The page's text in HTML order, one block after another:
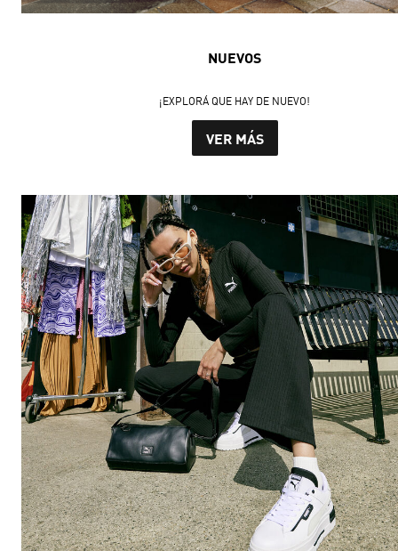
NUEVOS
¡EXPLORÁ QUE HAY DE NUEVO!
VER MÁS